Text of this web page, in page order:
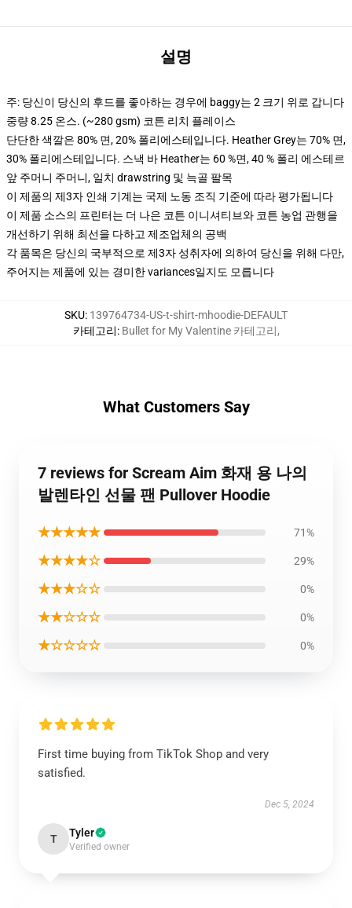
설명
주: 당신이 당신의 후드를 좋아하는 경우에 baggy는 2 크기 위로 갑니다
중량 8.25 온스. (~280 gsm) 코튼 리치 플레이스
단단한 색깔은 80% 면, 20% 폴리에스테입니다. Heather Grey는 70% 면,
30% 폴리에스테입니다. 스낵 바 Heather는 60 %면, 40 % 폴리 에스테르
앞 주머니 주머니, 일치 drawstring 및 늑골 팔목
이 제품의 제3자 인쇄 기계는 국제 노동 조직 기준에 따라 평가됩니다
이 제품 소스의 프린터는 더 나은 코튼 이니셔티브와 코튼 농업 관행을
개선하기 위해 최선을 다하고 제조업체의 공백
각 품목은 당신의 국부적으로 제3자 성취자에 의하여 당신을 위해 다만,
주어지는 제품에 있는 경미한 variances일지도 모릅니다
SKU: 139764734-US-t-shirt-mhoodie-DEFAULT
카테고리: Bullet for My Valentine 카테고리,
What Customers Say
7 reviews for Scream Aim 화재 용 나의
발렌타인 선물 팬 Pullover Hoodie
★★★★★ 71%
★★★★☆ 29%
★★★☆☆ 0%
★★☆☆☆ 0%
★☆☆☆☆ 0%
First time buying from TikTok Shop and very
satisfied.
Dec 5, 2024
T Tyler
Verified owner